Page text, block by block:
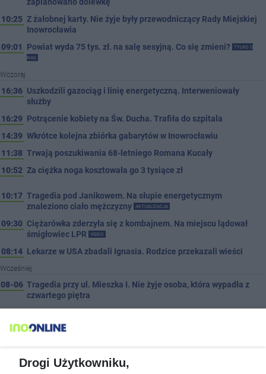
10:25 Z żałobnej karty. Nie żyje były przewodniczący Rady Miejskiej
Inowrocławia
09:01
Powiat wyda 75 tys. zł. na salę sesyjną. Co się zmieni?
TYLKO U
NAS
Wczoraj
16:36 Uszkodzili gazociąg i linię energetyczną. Interweniowały
służby
16:29 Potrącenie kobiety na Św. Ducha. Trafiła do szpitala
14:39 Wkrótce kolejna zbiórka gabarytów w Inowrocławiu
11:38 Trwają poszukiwania 68-letniego Romana Kucały
10:52 Za ciężka noga kosztowała go 3 tysiące zł
10:17 Tragedia pod Janikowem. Na słupie energetycznym
znaleziono ciało mężczyzny
AKTUALIZACJA
09:30 Ciężarówka zderzyła się z kombajnem. Na miejscu lądował
śmigłowiec LPR
VIDEO
08:14 Lekarze w USA zbadali Ignasia. Rodzice przekazali wieści
Wcześniej
08-06 Tragedia przy ul. Mieszka I. Nie żyje osoba, która wypadła z
czwartego piętra
Inowrocławia
08-06 Wyprzedził radiowóz na podwójnej ciągłej tuż przed pasami
Drogi Użytkowniku,